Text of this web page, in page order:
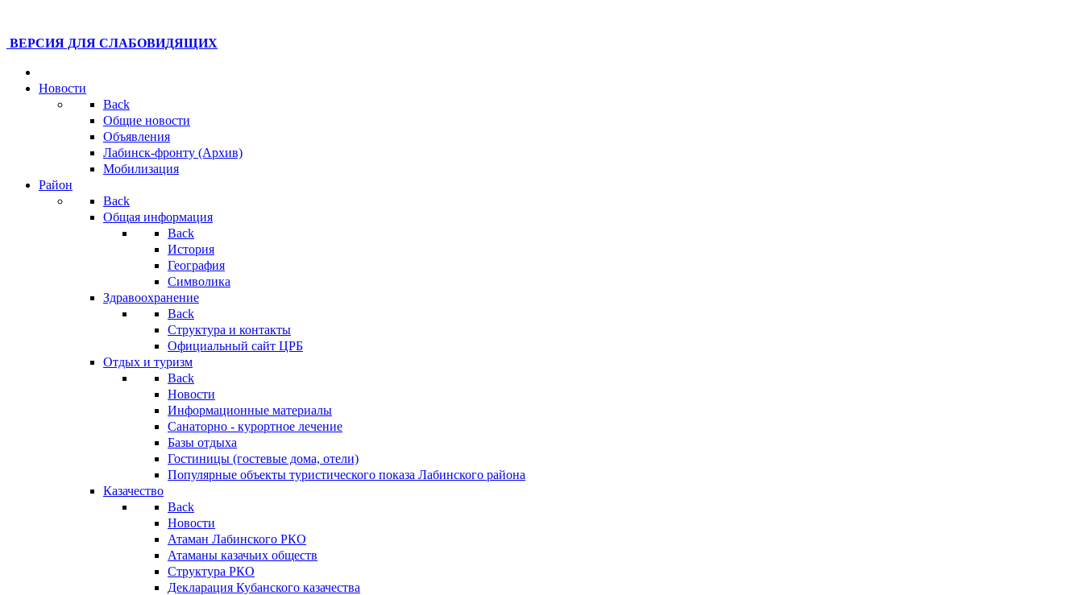
ВЕРСИЯ ДЛЯ СЛАБОВИДЯЩИХ
Новости
Back
Общие новости
Объявления
Лабинск-фронту (Архив)
Мобилизация
Район
Back
Общая информация
Back
История
География
Символика
Здравоохранение
Back
Структура и контакты
Официальный сайт ЦРБ
Отдых и туризм
Back
Новости
Информационные материалы
Санаторно - курортное лечение
Базы отдыха
Гостиницы (гостевые дома, отели)
Популярные объекты туристического показа Лабинского района
Казачество
Back
Новости
Атаман Лабинского РКО
Атаманы казачьих обществ
Структура РКО
Декларация Кубанского казачества